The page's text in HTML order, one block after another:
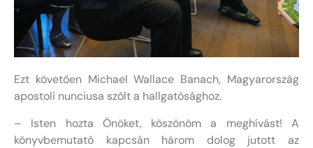
Ezt követően Michael Wallace Banach, Magyarország
apostoli nunciusa szólt a hallgatósághoz.
– Isten hozta Önöket, köszönöm a meghívást! A
könyvbemutató kapcsán három dolog jutott az